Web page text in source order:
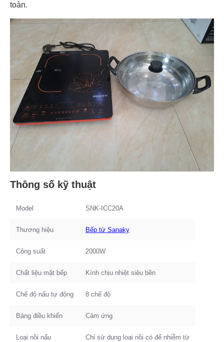
toàn.
Thông số kỹ thuật
Model SNK-ICC20A
Thương hiệu Bếp từ Sanaky
Công suất 2000W
Chất liệu mặt bếp Kính chịu nhiệt siêu bền
Chế độ nấu tự động 8 chế độ
Bảng điều khiển Cảm ứng
Loại nồi nấu Chỉ sử dụng loại nồi có đế nhiễm từ